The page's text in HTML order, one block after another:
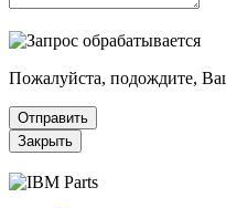
Пожалуйста, подождите,
Отправить
Закрыть